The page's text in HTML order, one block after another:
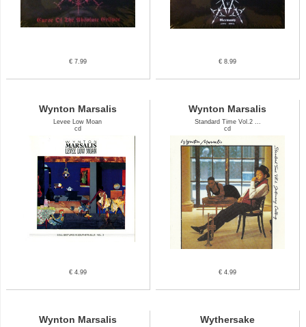
€ 7.99 € 8.99
Wynton Marsalis
Levee Low Moan
cd
€ 4.99
Wynton Marsalis
Standard Time Vol.2 ...
cd
€ 4.99
Wynton Marsalis Wythersake